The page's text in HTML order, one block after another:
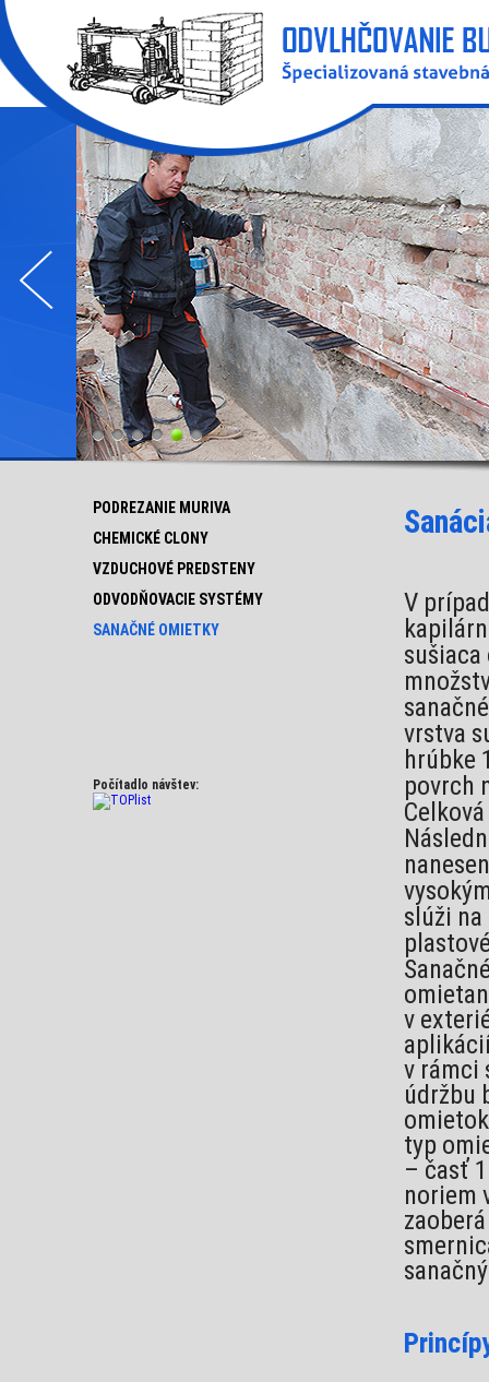
1 2 3 4 5 6
PODREZANIE MURIVA
CHEMICKÉ CLONY
VZDUCHOVÉ PREDSTENY
ODVODŇOVACIE SYSTÉMY
SANAČNÉ OMIETKY
Počítadlo návštev:
V
vrstva
hrúbke
povrch
slúži
v
v rámci
údržbu
typ
– časť
noriem